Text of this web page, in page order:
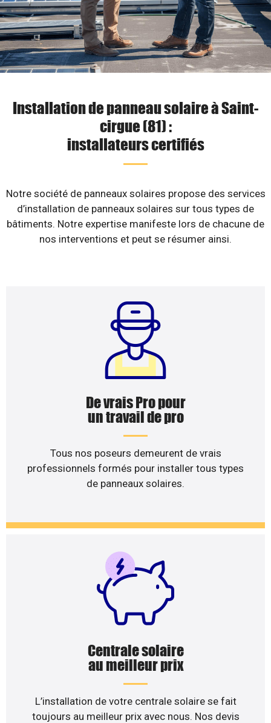
Installation de panneau solaire à Saint-
cirgue (81) :
installateurs certifiés
Notre société de panneaux solaires propose des services
d’installation de panneaux solaires sur tous types de
bâtiments. Notre expertise manifeste lors de chacune de
nos interventions et peut se résumer ainsi.
De vrais Pro pour
un travail de pro
Tous nos poseurs demeurent de vrais
professionnels formés pour installer tous types
de panneaux solaires.
Centrale solaire
au meilleur prix
L’installation de votre centrale solaire se fait
toujours au meilleur prix avec nous. Nos devis